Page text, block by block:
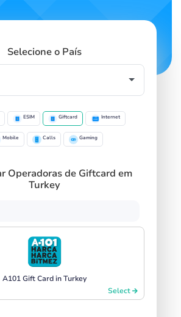
Selecione o País
ESIM Giftcard Internet
Mobile Calls Gaming
Operadoras de Giftcard em
Turkey
A101 Gift Card in Turkey
Select